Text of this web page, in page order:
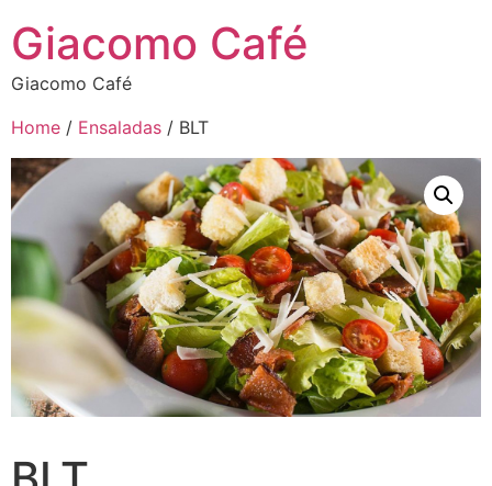
Giacomo Café
Giacomo Café
Home / Ensaladas / BLT